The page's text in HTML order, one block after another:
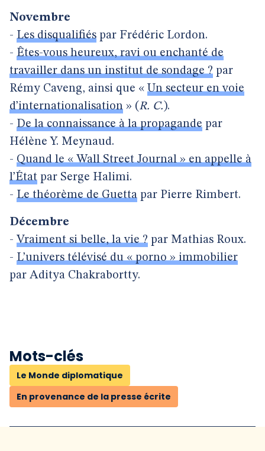
Novembre
- Les disqualifiés par Frédéric Lordon.
- Êtes-vous heureux, ravi ou enchanté de
travailler dans un institut de sondage ? par
Rémy Caveng, ainsi que « Un secteur en voie
d’internationalisation » (R. C. ).
- De la connaissance à la propagande par
Hélène Y. Meynaud.
- Quand le « Wall Street Journal » en appelle à
l’État par Serge Halimi.
- Le théorème de Guetta par Pierre Rimbert.
Décembre
- Vraiment si belle, la vie ? par Mathias Roux.
- L’univers télévisé du « porno » immobilier
par Aditya Chakrabortty.
Mots-clés
Le Monde diplomatique
En provenance de la presse écrite